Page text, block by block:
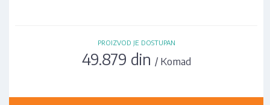
PROIZVOD JE DOSTUPAN
49.879 din / Komad